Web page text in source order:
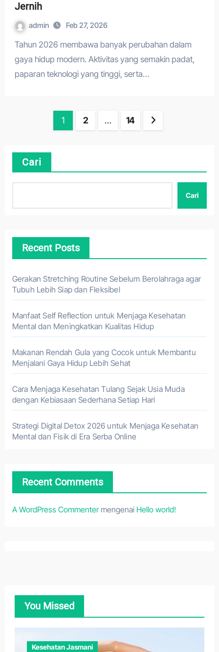
Jernih
admin Feb 27, 2026
Tahun 2026 membawa banyak perubahan dalam
gaya hidup modern. Aktivitas yang semakin padat,
paparan teknologi yang tinggi, serta…
Paginasi
1 2 … 14
Cari
Cari
Recent Posts
Gerakan Stretching Routine Sebelum Berolahraga agar
Tubuh Lebih Siap dan Fleksibel
Manfaat Self Reflection untuk Menjaga Kesehatan
Mental dan Meningkatkan Kualitas Hidup
Makanan Rendah Gula yang Cocok untuk Membantu
Menjalani Gaya Hidup Lebih Sehat
Cara Menjaga Kesehatan Tulang Sejak Usia Muda
dengan Kebiasaan Sederhana Setiap Hari
Strategi Digital Detox 2026 untuk Menjaga Kesehatan
Mental dan Fisik di Era Serba Online
Recent Comments
A WordPress Commentermengenai Hello world!
You Missed
Kesehatan Jasmani